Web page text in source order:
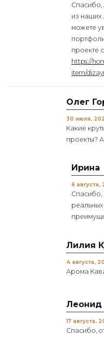
Спасибо,
из наших
можете
проекте
https://
item/
Олег
30 июля,
Какие
проекты?
Ирина
6 августа,
Спасибо,
Лилия
4 августа,
Арома
Леонид
17 августа,
Спасибо,